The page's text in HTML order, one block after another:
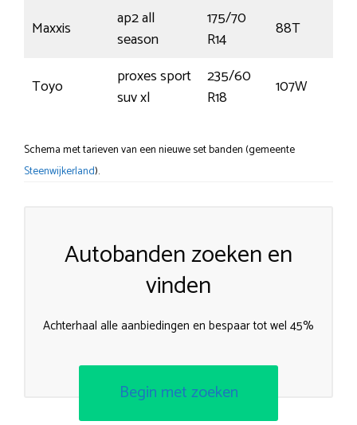
Maxxis
ap2 all
season
175/70
R14
88T
Toyo
proxes sport
suv xl
235/60
R18
107W
Schema met tarieven van een nieuwe set banden (gemeente
Steenwijkerland).
Autobanden zoeken en
vinden
Achterhaal alle aanbiedingen en bespaar tot wel 45%
Begin met zoeken